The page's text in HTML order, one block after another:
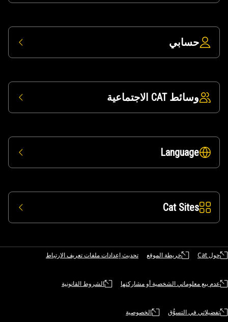
حسابي
وسائط CAT الاجتماعية
Language
Cat Sites
حول Cat خريطة الموقع تحديث إعدادات ملفات تعريف الارتباط
عدم بيع معلوماتي الشخصية أو مشاركتها الشروط القانونية
تفضيلاتي في التسوُّق الخصوصية